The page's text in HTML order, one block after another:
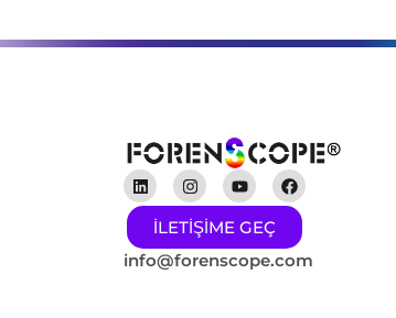
ILETIŞIME GEÇ
info@forenscope.com